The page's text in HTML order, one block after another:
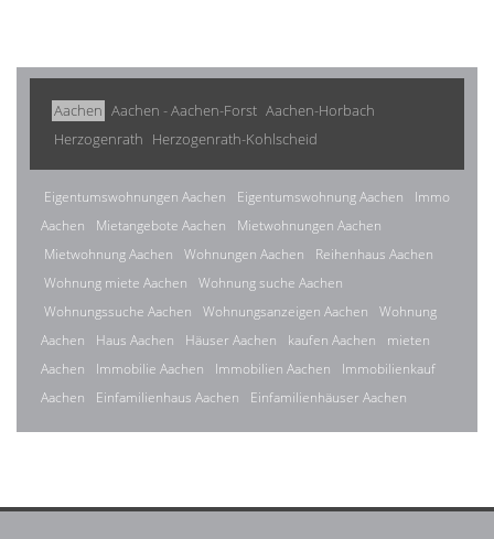
Aachen Aachen - Aachen-Forst Aachen-Horbach
Herzogenrath Herzogenrath-Kohlscheid
Eigentumswohnungen Aachen Eigentumswohnung Aachen
Immo
Aachen
Mietangebote Aachen
Mietwohnungen Aachen
Mietwohnung Aachen
Wohnungen Aachen
Reihenhaus Aachen
Wohnung miete Aachen
Wohnung suche Aachen
Wohnungssuche Aachen
Wohnungsanzeigen Aachen
Wohnung
Aachen
Haus Aachen Häuser Aachen kaufen Aachen
mieten
Aachen
Immobilie Aachen Immobilien Aachen
Immobilienkauf
Aachen
Einfamilienhaus Aachen Einfamilienhäuser Aachen